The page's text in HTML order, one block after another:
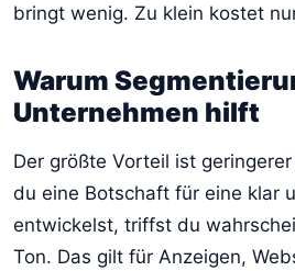
bringt wenig. Zu klein kostet
Warum
Unternehmen hilft
Der größte Vorteil ist
du eine Botschaft für eine klar
entwickelst, triffst du
Ton. Das gilt für Anzeigen,